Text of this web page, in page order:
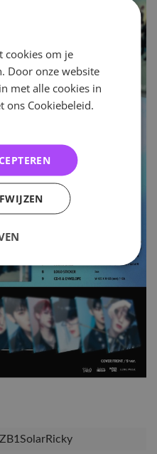
ZB1SolarRicky
cookies om je
Door onze website
met alle cookies in
ons Cookiebeleid.